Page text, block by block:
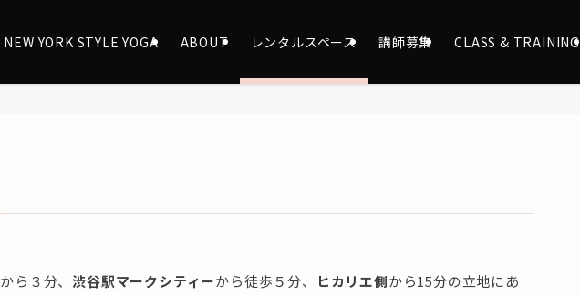
NEW YORK STYLE YOGA ABOUT レンタルスペース 講師募集 CLASS & TRAINING
から３分、渋谷駅マークシティーから徒歩５分、 ヒカリエ側から15分の立地にあ